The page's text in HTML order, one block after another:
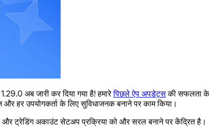
अब जारी कर दिया गया है! हमारेपिछले ऐप अपडेट्सकी सफलता
हर उपयोगकर्ता के लिए सुविधाजनक बनाने पर काम किया।
ट्रेडिंग अकाउंट सेटअप प्रक्रिया को और सरल बनाने पर केंद्रित है।